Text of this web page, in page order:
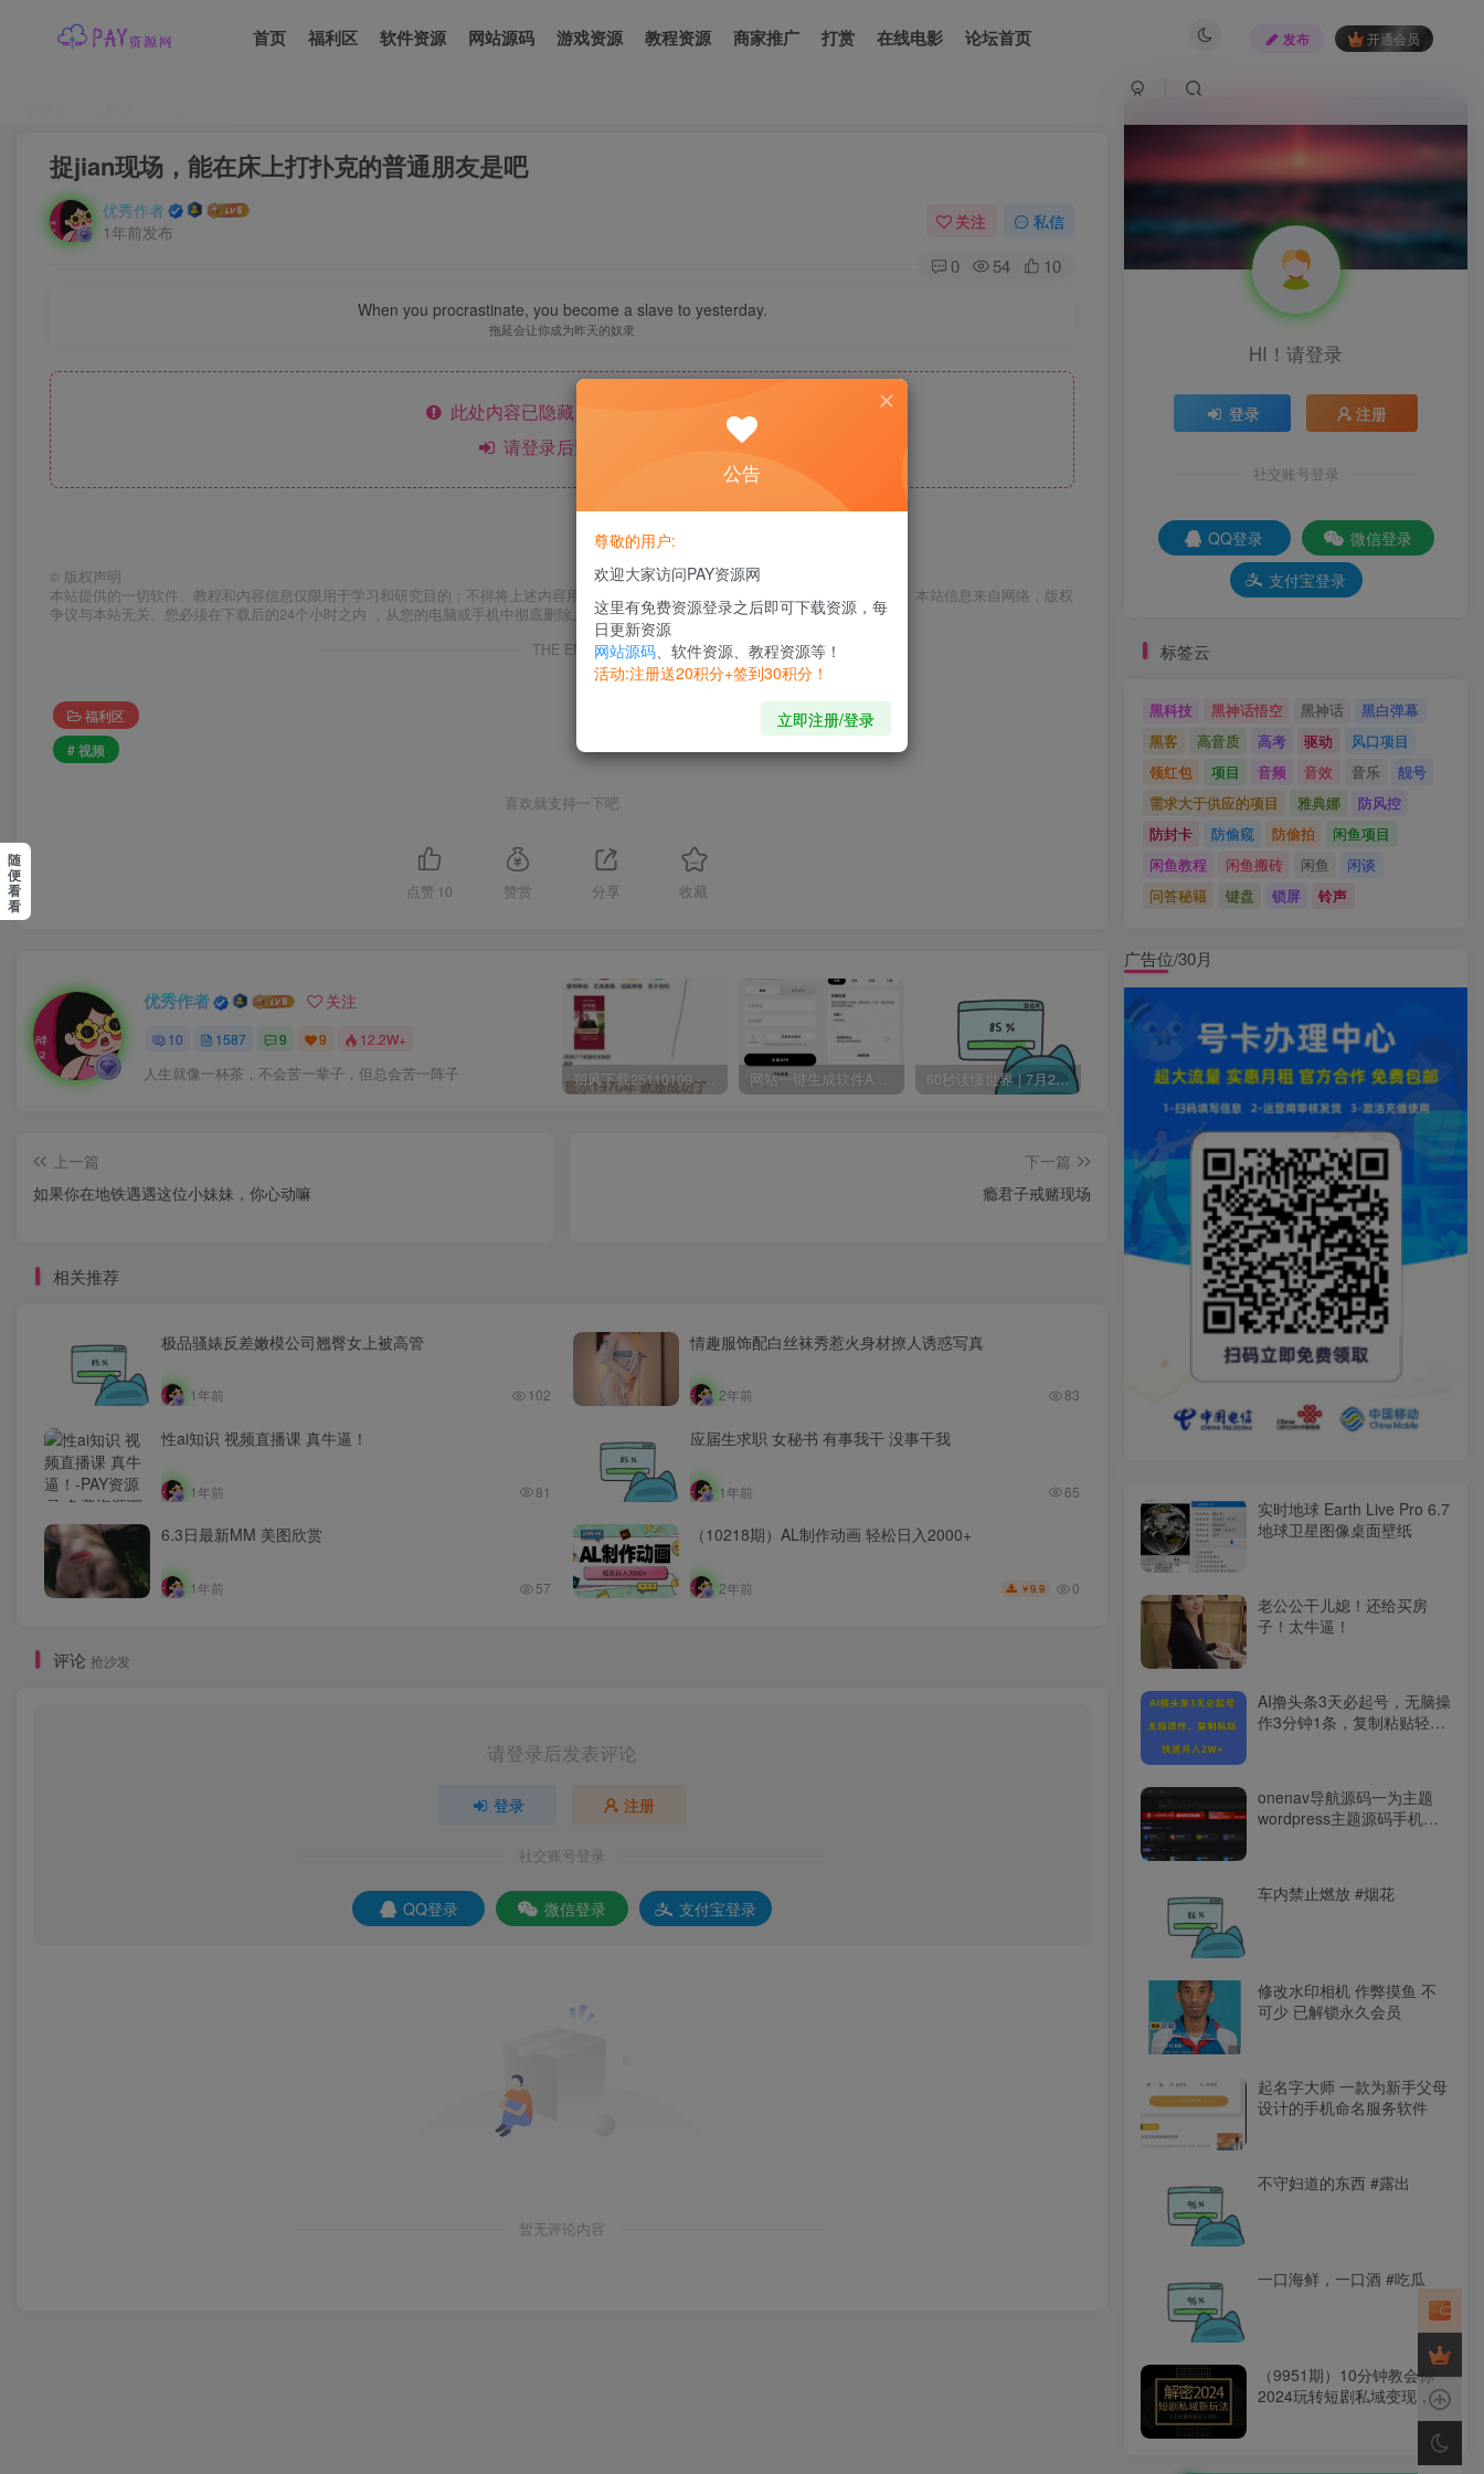
首页 福利区 软件资源 网站源码 游戏资源 教程资源 商家推广 打赏 在线电影 论坛首页 发布 开通会员
捉jian现场，能在床上打扑克的普通朋友是吧
优秀作者
1年前发布
关注 私信
0 54 10
When you procrastinate, you become a slave to yesterday.
拖延会让你成为昨天的奴隶
此处内容已隐藏，黄金会员可见
请登录后查看特权
© 版权声明
本站提供的一切软件、教程和内容信息仅限用于学习和研究目的；不得将上述内容用于商业或者非法用途， 否则，一切后果请用户自负。本站信息来自网络，版权
争议与本站无关。您必须在下载后的24个小时之内 ，从您的电脑或手机中彻底删除上述内容。
THE END
福利区
# 视频
喜欢就支持一下吧
点赞 10 赞赏 分享 收藏
优秀作者 关注
10 1587 9 9 12.2W+
人生就像一杯茶，不会苦一辈子，但总会苦一阵子 朔风下载25110109 -磁力下载神器-去VIP限制版本 网站一键生成软件APP 完美版 同时支持打包html文件 60秒读懂世界 | 7月24日 星期五 Change MAC Address 修改MAC地址 v25.01 便携版 扫描全能王 v7.21.0.2607010000 破解高级版
上一篇
如果你在地铁遇遇这位小妹妹，你心动嘛
下一篇
瘾君子戒赌现场
相关推荐
极品骚婊反差嫩模公司翘臀女上被高管
1年前 102
情趣服饰配白丝袜秀惹火身材撩人诱惑写真
2年前 83
性ai知识 视频直播课 真牛逼！
1年前 81
应届生求职 女秘书 有事我干 没事干我
1年前 65
6.3日最新MM 美图欣赏
1年前 57
（10218期）AL制作动画 轻松日入2000+
2年前 ￥9.9 0
评论 抢沙发
请登录后发表评论
登录 注册
社交账号登录
QQ登录 微信登录 支付宝登录
暂无评论内容
HI！请登录
登录 注册
社交账号登录
QQ登录
微信登录
支付宝登录
标签云
黑科技 黑神话悟空 黑神话
黑白弹幕
黑客
高音质 高考 驱动
风口项目
领红包
项目 音频 音效 音乐
靓号
需求大于供应的项目
雅典娜
防风控
防封卡
防偷窥 防偷拍
闲鱼项目
闲鱼教程
闲鱼搬砖 闲鱼
闲谈
问答秘籍
键盘 锁屏 铃声
广告位/30月
实时地球 Earth Live Pro 6.7
地球卫星图像桌面壁纸
老公公干儿媳！还给买房
子！太牛逼！
AI撸头条3天必起号，无脑操
作3分钟1条，复制粘贴轻松
onenav导航源码一为主题
wordpress主题源码手机平
车内禁止燃放 #烟花
修改水印相机 作弊摸鱼 不
可少 已解锁永久会员
起名字大师 一款为新手父母
设计的手机命名服务软件
不守妇道的东西 #露出
一口海鲜，一口酒 #吃瓜
（9951期）10分钟教会你
2024玩转短剧私域变现，小
随
便
看
看
公告
尊敬的用户:
欢迎大家访问PAY资源网
这里有免费资源登录之后即可下载资源，每
日更新资源
网站源码、软件资源、教程资源等！
活动:注册送20积分+签到30积分！
立即注册/登录